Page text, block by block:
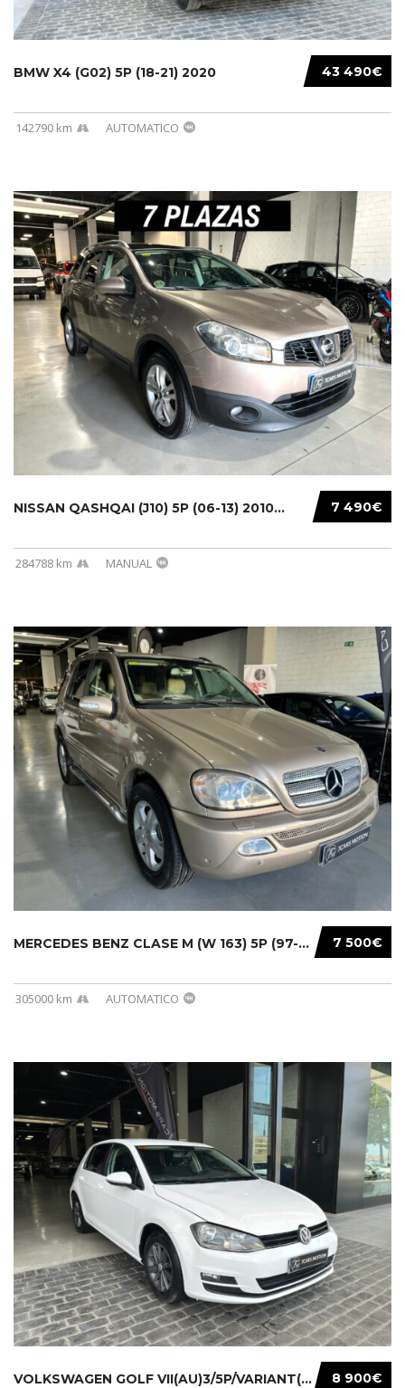
43 490€
BMW X4 (G02) 5P (18-21) 2020
142790 km AUTOMATICO
7 490€
NISSAN QASHQAI (J10) 5P (06-13) 2010...
284788 km MANUAL
7 500€
MERCEDES BENZ CLASE M (W 163) 5P (97-05) 200...
305000 km AUTOMATICO
8 900€
VOLKSWAGEN GOLF VII(AU)3/5P/VARIANT(12-16 20...